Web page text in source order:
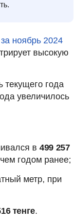
ноябрь 2024
высокую
текущего года
увеличилось
в 499 257
годом ранее;
метр, при
тенге.